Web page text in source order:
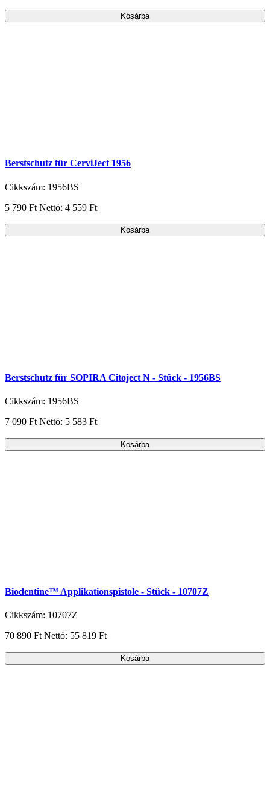
Kosárba
Berstschutz für CerviJect 1956
Cikkszám: 1956BS
5 790 Ft Nettó: 4 559 Ft
Kosárba
Berstschutz für SOPIRA Citoject N - Stück - 1956BS
Cikkszám: 1956BS
7 090 Ft Nettó: 5 583 Ft
Kosárba
Biodentine™ Applikationspistole - Stück - 10707Z
Cikkszám: 10707Z
70 890 Ft Nettó: 55 819 Ft
Kosárba